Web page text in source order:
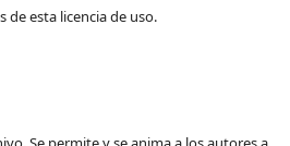
de esta licencia de uso.